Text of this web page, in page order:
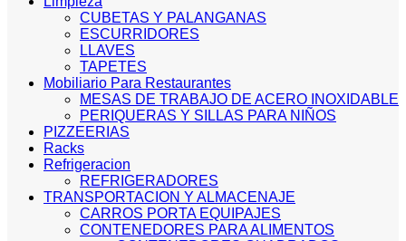
CUBETAS Y PALANGANAS
ESCURRIDORES
LLAVES
TAPETES
Mobiliario Para Restaurantes
MESAS DE TRABAJO DE ACERO INOXIDABLE
PERIQUERAS Y SILLAS PARA NIÑOS
PIZZEERIAS
Racks
Refrigeracion
REFRIGERADORES
TRANSPORTACION Y ALMACENAJE
CARROS PORTA EQUIPAJES
CONTENEDORES PARA ALIMENTOS